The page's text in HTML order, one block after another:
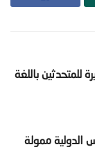
للمتحدثين باللغة
جامعة باريس الدولية ممولة